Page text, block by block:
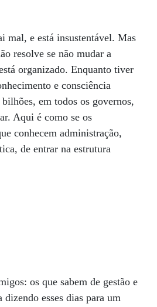
mal, e está insustentável. Mas
resolve se não mudar a
organizado. Enquanto tiver
e consciência
em todos os governos,
Aqui é como se os
conhecem administração,
de entrar na estrutura
os que sabem de gestão e
esses dias para um